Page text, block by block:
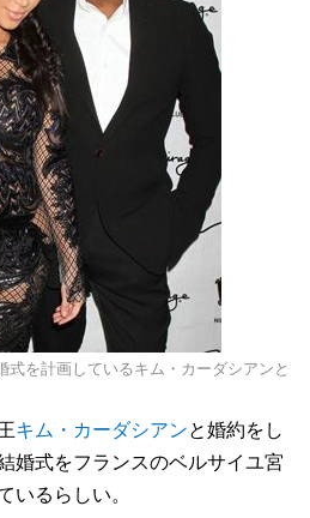
を計画しているキム・カーダシアンと
キム・カーダシアンと婚約をし
婚式をフランスのベルサイユ宮
いるらしい。